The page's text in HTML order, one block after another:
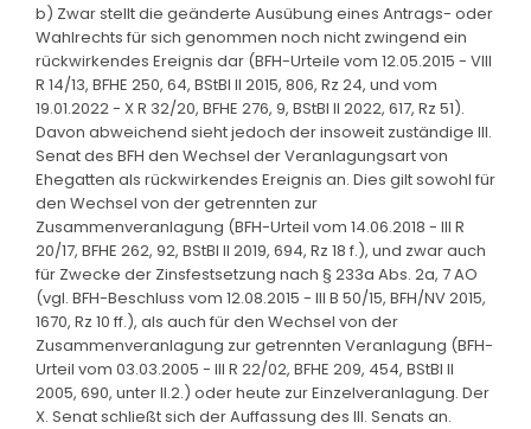
b) Zwar stellt die geänderte Ausübung eines Antrags- oder
Wahlrechts für sich genommen noch nicht zwingend ein
rückwirkendes Ereignis dar (BFH-Urteile vom 12.05.2015 - VIII
R 14/13, BFHE 250, 64, BStBl II 2015, 806, Rz 24, und vom
19.01.2022 - X R 32/20, BFHE 276, 9, BStBl II 2022, 617, Rz 51).
Davon abweichend sieht jedoch der insoweit zuständige III.
Senat des BFH den Wechsel der Veranlagungsart von
Ehegatten als rückwirkendes Ereignis an. Dies gilt sowohl für
den Wechsel von der getrennten zur
Zusammenveranlagung (BFH-Urteil vom 14.06.2018 - III R
20/17, BFHE 262, 92, BStBl II 2019, 694, Rz 18 f.), und zwar auch
für Zwecke der Zinsfestsetzung nach § 233a Abs. 2a, 7 AO
(vgl. BFH-Beschluss vom 12.08.2015 - III B 50/15, BFH/NV 2015,
1670, Rz 10 ff.), als auch für den Wechsel von der
Zusammenveranlagung zur getrennten Veranlagung (BFH-
Urteil vom 03.03.2005 - III R 22/02, BFHE 209, 454, BStBl II
2005, 690, unter II.2.) oder heute zur Einzelveranlagung. Der
X. Senat schließt sich der Auffassung des III. Senats an.